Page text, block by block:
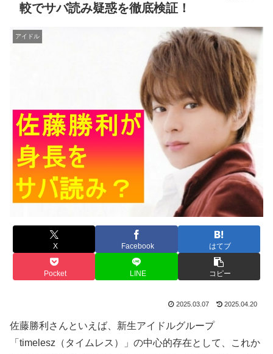
較でサバ読み疑惑を徹底検証！
アイドル
X Facebook はてブ
Pocket LINE コピー
2025.03.07 2025.04.20
佐藤勝利さんといえば、新生アイドルグループ
「timelesz（タイムレス）」の中心的存在として、これか